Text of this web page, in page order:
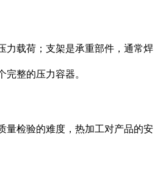
力载荷；支架是承重部件，通常焊
整的压力容器。
量检验的难度，热加工对产品的安